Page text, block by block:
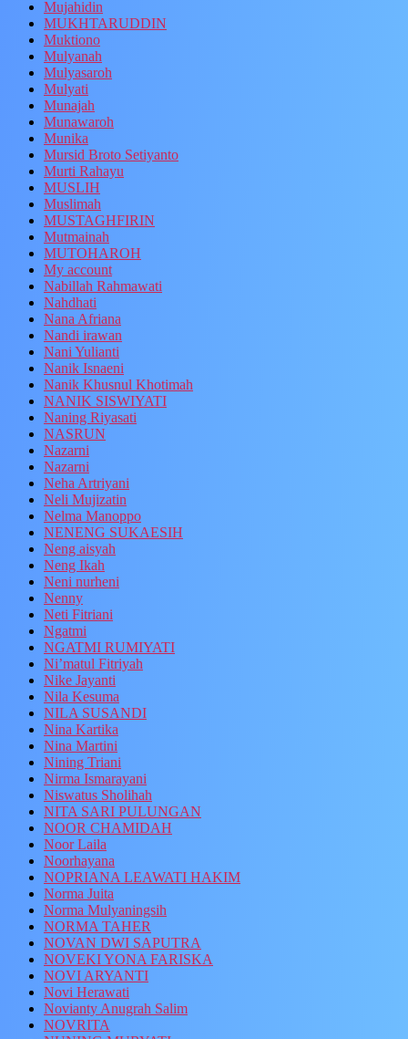
Mujahidin
MUKHTARUDDIN
Muktiono
Mulyanah
Mulyasaroh
Mulyati
Munajah
Munawaroh
Munika
Mursid Broto Setiyanto
Murti Rahayu
MUSLIH
Muslimah
MUSTAGHFIRIN
Mutmainah
MUTOHAROH
My account
Nabillah Rahmawati
Nahdhati
Nana Afriana
Nandi irawan
Nani Yulianti
Nanik Isnaeni
Nanik Khusnul Khotimah
NANIK SISWIYATI
Naning Riyasati
NASRUN
Nazarni
Nazarni
Neha Artriyani
Neli Mujizatin
Nelma Manoppo
NENENG SUKAESIH
Neng aisyah
Neng Ikah
Neni nurheni
Nenny
Neti Fitriani
Ngatmi
NGATMI RUMIYATI
Ni’matul Fitriyah
Nike Jayanti
Nila Kesuma
NILA SUSANDI
Nina Kartika
Nina Martini
Nining Triani
Nirma Ismarayani
Niswatus Sholihah
NITA SARI PULUNGAN
NOOR CHAMIDAH
Noor Laila
Noorhayana
NOPRIANA LEAWATI HAKIM
Norma Juita
Norma Mulyaningsih
NORMA TAHER
NOVAN DWI SAPUTRA
NOVEKI YONA FARISKA
NOVI ARYANTI
Novi Herawati
Novianty Anugrah Salim
NOVRITA